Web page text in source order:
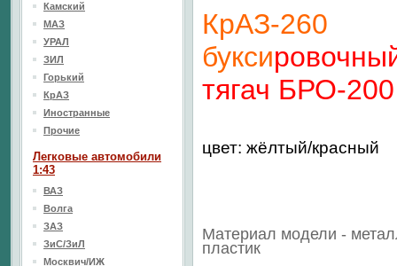
КрАЗ-260
букси
тягач БРО-
цвет: жёлтый/красный
Материал модели -
пластик
Камский
МАЗ
УРАЛ
ЗИЛ
Горький
КрАЗ
Иностранные
Прочие
Легковые автомобили
1:43
ВАЗ
Волга
ЗАЗ
ЗиС/ЗиЛ
Москвич/ИЖ